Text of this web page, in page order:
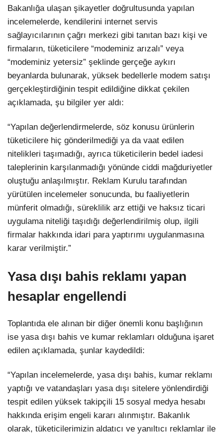
Bakanlığa ulaşan şikayetler doğrultusunda yapılan
incelemelerde, kendilerini internet servis
sağlayıcılarının çağrı merkezi gibi tanıtan bazı kişi ve
firmaların, tüketicilere “modeminiz arızalı” veya
“modeminiz yetersiz” şeklinde gerçeğe aykırı
beyanlarda bulunarak, yüksek bedellerle modem satışı
gerçekleştirdiğinin tespit edildiğine dikkat çekilen
açıklamada, şu bilgiler yer aldı:
“Yapılan değerlendirmelerde, söz konusu ürünlerin
tüketicilere hiç gönderilmediği ya da vaat edilen
nitelikleri taşımadığı, ayrıca tüketicilerin bedel iadesi
taleplerinin karşılanmadığı yönünde ciddi mağduriyetler
oluştuğu anlaşılmıştır. Reklam Kurulu tarafından
yürütülen incelemeler sonucunda, bu faaliyetlerin
münferit olmadığı, süreklilik arz ettiği ve haksız ticari
uygulama niteliği taşıdığı değerlendirilmiş olup, ilgili
firmalar hakkında idari para yaptırımı uygulanmasına
karar verilmiştir.”
Yasa dışı bahis reklamı yapan
hesaplar engellendi
Toplantıda ele alınan bir diğer önemli konu başlığının
ise yasa dışı bahis ve kumar reklamları olduğuna işaret
edilen açıklamada, şunlar kaydedildi:
“Yapılan incelemelerde, yasa dışı bahis, kumar reklamı
yaptığı ve vatandaşları yasa dışı sitelere yönlendirdiği
tespit edilen yüksek takipçili 15 sosyal medya hesabı
hakkında erişim engeli kararı alınmıştır. Bakanlık
olarak, tüketicilerimizin aldatıcı ve yanıltıcı reklamlar ile